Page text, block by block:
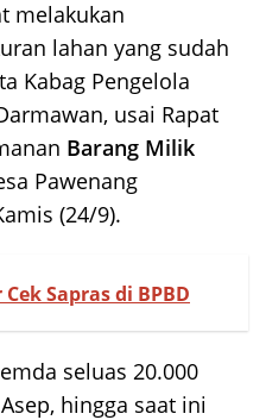
melakukan
lahan yang sudah
Kabag Pengelola
usai Rapat
Barang Milik
Pawenang
(24/9).
Sapras di BPBD
seluas 20.000
hingga saat ini